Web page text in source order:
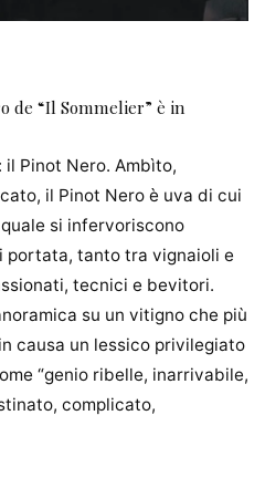
de “Il Sommelier” è in
Pinot Nero. Ambìto,
il Pinot Nero è uva di cui
si infervoriscono
tanto tra vignaioli e
tecnici e bevitori.
su un vitigno che più
causa un lessico privilegiato
“genio ribelle, inarrivabile,
complicato,